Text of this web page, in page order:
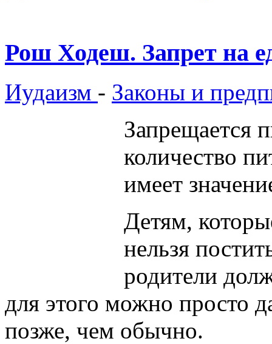
Рош Ходеш. Запрет на
Иудаизм - Законы и
Запрещается
количество
имеет
Детям,
нельзя
родители
для этого можно просто
позже, чем обычно.